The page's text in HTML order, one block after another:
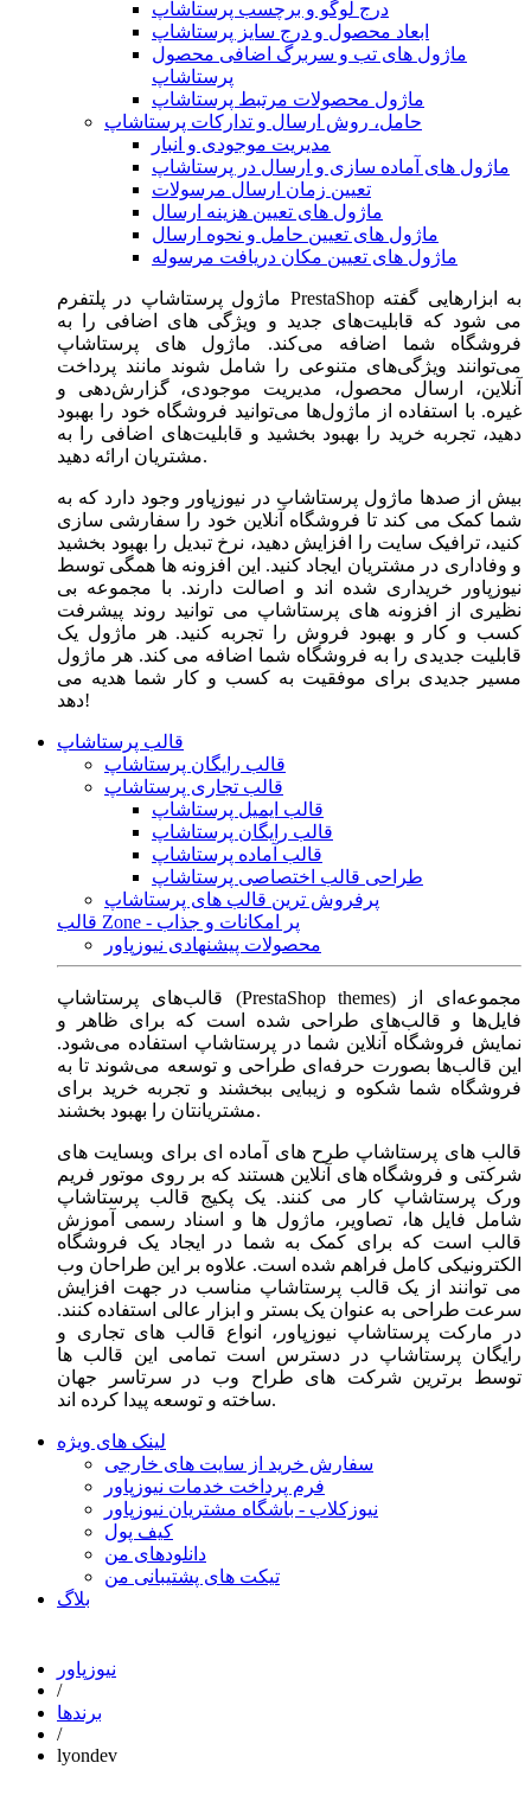
درج لوگو و برچسب پرستاشاپ
ابعاد محصول و درج سایز پرستاشاپ
ماژول های تب و سربرگ اضافی محصول
پرستاشاپ
ماژول محصولات مرتبط پرستاشاپ
حامل، روش ارسال و تدارکات پرستاشاپ
مدیریت موجودی و انبار
ماژول های آماده سازی و ارسال در پرستاشاپ
تعیین زمان ارسال مرسولات
ماژول های تعیین هزینه ارسال
ماژول های تعیین حامل و نحوه ارسال
ماژول های تعیین مکان دریافت مرسوله
ماژول‌ پرستاشاپ در پلتفرم PrestaShop به ابزارهایی گفته
می شود که قابلیت‌های جدید و ویژگی های اضافی را به
فروشگاه شما اضافه می‌کند. ماژول های پرستاشاپ
می‌توانند ویژگی‌های متنوعی را شامل شوند مانند پرداخت
آنلاین، ارسال محصول، مدیریت موجودی، گزارش‌دهی و
غیره. با استفاده از ماژول‌ها می‌توانید فروشگاه خود را بهبود
دهید، تجربه خرید را بهبود بخشید و قابلیت‌های اضافی را به
مشتریان ارائه دهید.
بیش از صدها ماژول پرستاشاپ در نیوزپاور وجود دارد که به
شما کمک می کند تا فروشگاه آنلاین خود را سفارشی سازی
کنید، ترافیک سایت را افزایش دهید، نرخ تبدیل را بهبود بخشید
و وفاداری در مشتریان ایجاد کنید. این افزونه ها همگی توسط
نیوزپاور خریداری شده اند و اصالت دارند. با مجموعه بی
نظیری از افزونه های پرستاشاپ می توانید روند پیشرفت
کسب و کار و بهبود فروش را تجربه کنید. هر ماژول یک
قابلیت جدیدی را به فروشگاه شما اضافه می کند. هر ماژول
مسیر جدیدی برای موفقیت به کسب و کار شما هدیه می
دهد!
قالب پرستاشاپ
قالب رایگان پرستاشاپ
قالب تجاری پرستاشاپ
قالب ایمیل پرستاشاپ
قالب رایگان پرستاشاپ
قالب آماده پرستاشاپ
طراحی قالب اختصاصی پرستاشاپ
پرفروش ترین قالب های پرستاشاپ
قالب Zone - پر امکانات و جذاب
محصولات پیشنهادی نیوزپاور
قالب‌های پرستاشاپ (PrestaShop themes) مجموعه‌ای از
فایل‌ها و قالب‌های طراحی شده است که برای ظاهر و
نمایش فروشگاه آنلاین شما در پرستاشاپ استفاده می‌شود.
این قالب‌ها بصورت حرفه‌ای طراحی و توسعه می‌شوند تا به
فروشگاه شما شکوه و زیبایی ببخشند و تجربه خرید برای
مشتریانتان را بهبود بخشند.
قالب های پرستاشاپ طرح های آماده ای برای وبسایت های
شرکتی و فروشگاه های آنلاین هستند که بر روی موتور فریم
ورک پرستاشاپ کار می کنند. یک پکیج قالب پرستاشاپ
شامل فایل ها، تصاویر، ماژول ها و اسناد رسمی آموزش
قالب است که برای کمک به شما در ایجاد یک فروشگاه
الکترونیکی کامل فراهم شده است. علاوه بر این طراحان وب
می توانند از یک قالب پرستاشاپ مناسب در جهت افزایش
سرعت طراحی به عنوان یک بستر و ابزار عالی استفاده کنند.
در مارکت پرستاشاپ نیوزپاور، انواع قالب های تجاری و
رایگان پرستاشاپ در دسترس است تمامی این قالب ها
توسط برترین شرکت های طراح وب در سرتاسر جهان
ساخته و توسعه پیدا کرده اند.
لینک های ویژه
سفارش خرید از سایت های خارجی
فرم پرداخت خدمات نیوزپاور
نیوزکلاب - باشگاه مشتریان نیوزپاور
کیف پول
دانلودهای من
تیکت های پشتیبانی من
بلاگ
نیوزپاور
/
برندها
/
lyondev